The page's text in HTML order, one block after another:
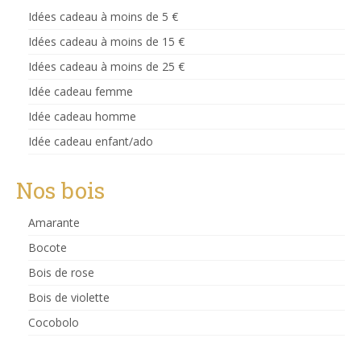
Idées cadeau à moins de 5 €
Idées cadeau à moins de 15 €
Idées cadeau à moins de 25 €
Idée cadeau femme
Idée cadeau homme
Idée cadeau enfant/ado
Nos bois
Amarante
Bocote
Bois de rose
Bois de violette
Cocobolo